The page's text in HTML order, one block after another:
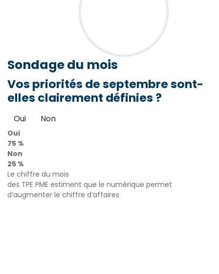
Sondagedu mois
Vos priorités de septembre sont-
elles clairement définies ?
Oui Non
Oui
75 %
Non
25 %
Le chiffre du mois
des TPE PME estiment que le numérique permet
d’augmenter le chiffre d’affaires